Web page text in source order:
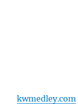
kwmedley.com